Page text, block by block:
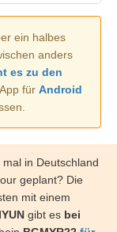
ein halbes
anders
es zu den
für Android
in Deutschland
geplant? Die
mit einem
gibt es bei